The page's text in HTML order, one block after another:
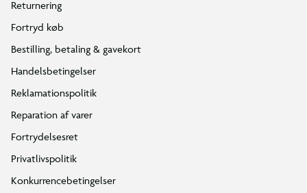
Returnering
Fortryd køb
Bestilling, betaling & gavekort
Handelsbetingelser
Reklamationspolitik
Reparation af varer
Fortrydelsesret
Privatlivspolitik
Konkurrencebetingelser